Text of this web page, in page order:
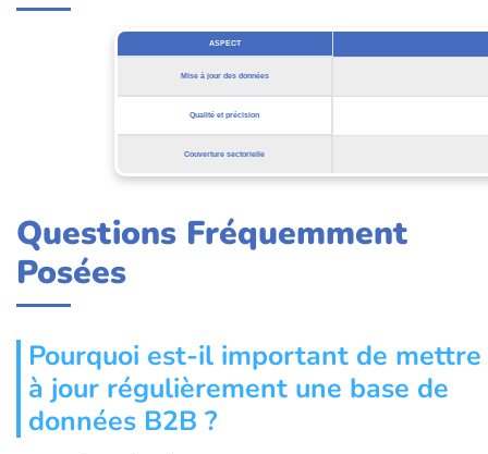
ASPECT
Mise à jour des données
Qualité et précision
Couverture sectorielle
Questions Fréquemment
Posées
Pourquoi est-il important de mettre
à jour régulièrement une base de
données B2B ?